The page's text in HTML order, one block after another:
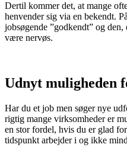
Dertil kommer det, at mange
henvender sig via en bekendt.
jobsøgende ”godkendt” og
være nervøs.
Udnyt muligheden
Har du et job men søger nye
rigtig mange virksomheder er
en stor fordel, hvis du er glad
tidspunkt arbejder i og ikke